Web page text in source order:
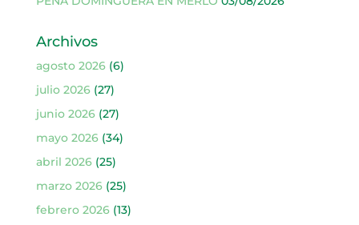
Archivos
agosto 2026(6)
julio 2026(27)
junio 2026(27)
mayo 2026(34)
abril 2026(25)
marzo 2026(25)
febrero 2026(13)